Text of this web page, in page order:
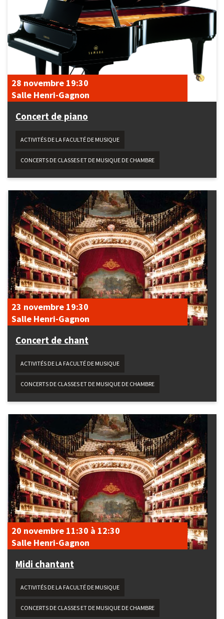
Concert de piano
28 novembre 19:30
Salle Henri-Gagnon
ACTIVITÉS DE LA FACULTÉ DE MUSIQUE
CONCERTS DE CLASSES ET DE MUSIQUE DE CHAMBRE
Concert de chant
23 novembre 19:30
Salle Henri-Gagnon
ACTIVITÉS DE LA FACULTÉ DE MUSIQUE
CONCERTS DE CLASSES ET DE MUSIQUE DE CHAMBRE
Midi chantant
20 novembre 11:30 à 12:30
Salle Henri-Gagnon
ACTIVITÉS DE LA FACULTÉ DE MUSIQUE
CONCERTS DE CLASSES ET DE MUSIQUE DE CHAMBRE